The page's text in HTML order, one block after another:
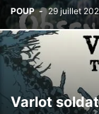
POUP - 29 juillet
Varlot